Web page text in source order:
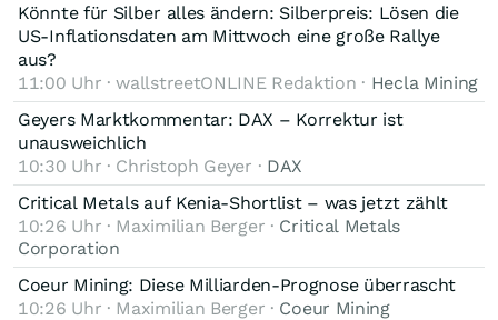
Könnte für Silber alles ändern: Silberpreis: Lösen die
US-Inflationsdaten am Mittwoch eine große Rallye
aus?
11:00 Uhr · wallstreetONLINE Redaktion · Hecla Mining
Geyers Marktkommentar: DAX – Korrektur ist
unausweichlich
10:30 Uhr · Christoph Geyer · DAX
Critical Metals auf Kenia-Shortlist – was jetzt zählt
10:26 Uhr · Maximilian Berger · Critical Metals
Corporation
Coeur Mining: Diese Milliarden-Prognose überrascht
10:26 Uhr · Maximilian Berger · Coeur Mining